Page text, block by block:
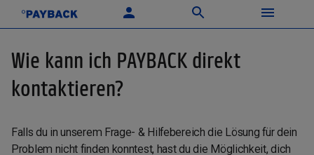
Wie kann ich PAYBACK direkt
kontaktieren?
Falls du in unserem Frage- & Hilfebereich die Lösung für dein
Problem nicht finden konntest, hast du die Möglichkeit, dich